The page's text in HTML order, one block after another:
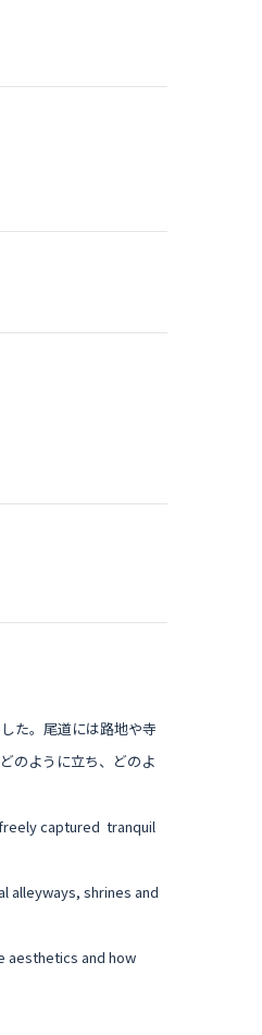
た。尾道には路地や寺
のように立ち、どのよ
captured tranquil
alleyways, shrines and
aesthetics and how